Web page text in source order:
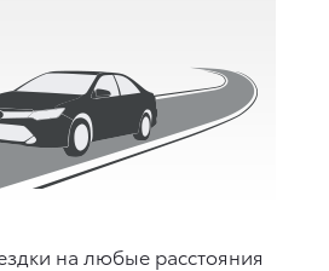
на любые расстояния